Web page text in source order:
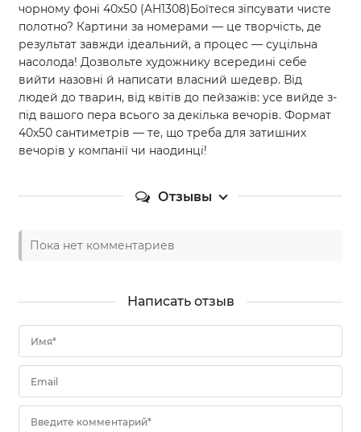
чорному фоні 40х50 (AH1308)Боїтеся зіпсувати чисте
полотно? Картини за номерами — це творчість, де
результат завжди ідеальний, а процес — суцільна
насолода! Дозвольте художнику всередині себе
вийти назовні й написати власний шедевр. Від
людей до тварин, від квітів до пейзажів: усе вийде з-
під вашого пера всього за декілька вечорів. Формат
40х50 сантиметрів — те, що треба для затишних
вечорів у компанії чи наодинці!
Отзывы
Пока нет комментариев
Написать отзыв
Имя*
Email
Введите комментарий*